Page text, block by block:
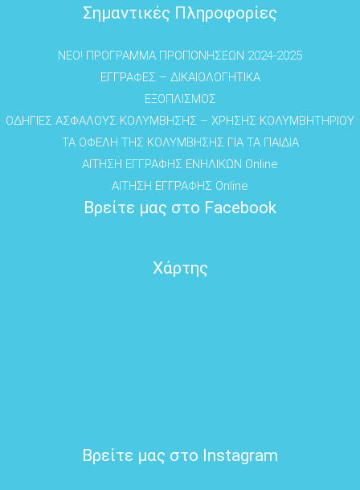
Σημαντικές Πληροφορίες
NEO! ΠΡΟΓΡΑΜΜΑ ΠΡΟΠΟΝΗΣΕΩΝ 2024-2025
ΕΓΓΡΑΦΕΣ – ΔΙΚΑΙΟΛΟΓΗΤΙΚΑ
ΕΞΟΠΛΙΣΜΟΣ
ΟΔΗΓΙΕΣ ΑΣΦΑΛΟΥΣ ΚΟΛΥΜΒΗΣΗΣ – ΧΡΗΣΗΣ ΚΟΛΥΜΒΗΤΗΡΙΟΥ
ΤΑ ΟΦΕΛΗ ΤΗΣ ΚΟΛΥΜΒΗΣΗΣ ΓΙΑ ΤΑ ΠΑΙΔΙΑ
ΑΙΤΗΣΗ ΕΓΓΡΑΦΗΣ ΕΝΗΛΙΚΩΝ Online
ΑΙΤΗΣΗ ΕΓΓΡΑΦΗΣ Online
Βρείτε μας στο Facebook
Χάρτης
Βρείτε μας στο Instagram